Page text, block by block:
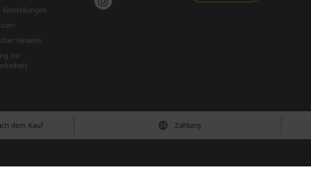
Einstellungen
Hinweis
zur
dem Kauf Zahlung